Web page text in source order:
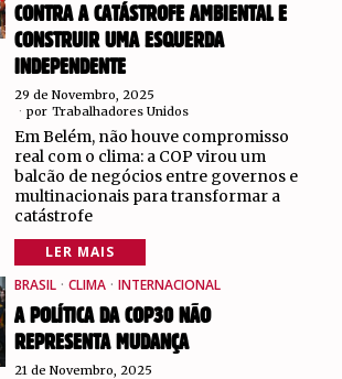
CONTRA A CATÁSTROFE AMBIENTAL E
CONSTRUIR UMA ESQUERDA
INDEPENDENTE
29 de Novembro, 2025
por Trabalhadores Unidos
Em Belém, não houve compromisso
real com o clima: a COP virou um
balcão de negócios entre governos e
multinacionais para transformar a
catástrofe
LER MAIS
BRASIL · CLIMA · INTERNACIONAL
A POLÍTICA DA COP30 NÃO
REPRESENTA MUDANÇA
21 de Novembro, 2025